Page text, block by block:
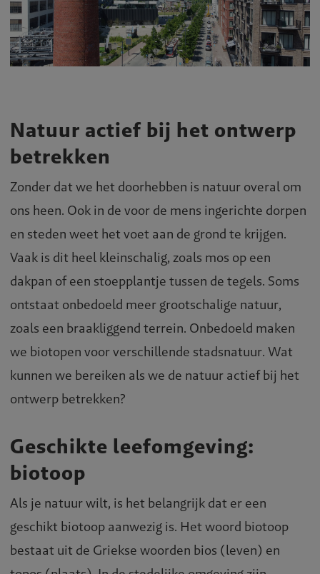
Natuur actief bij het ontwerp
betrekken
Zonder dat we het doorhebben is natuur overal om
ons heen. Ook in de voor de mens ingerichte dorpen
en steden weet het voet aan de grond te krijgen.
Vaak is dit heel kleinschalig, zoals mos op een
dakpan of een stoepplantje tussen de tegels. Soms
ontstaat onbedoeld meer grootschalige natuur,
zoals een braakliggend terrein. Onbedoeld maken
we biotopen voor verschillende stadsnatuur. Wat
kunnen we bereiken als we de natuur actief bij het
ontwerp betrekken?
Geschikte leefomgeving:
biotoop
Als je natuur wilt, is het belangrijk dat er een
geschikt biotoop aanwezig is. Het woord biotoop
bestaat uit de Griekse woorden bios (leven) en